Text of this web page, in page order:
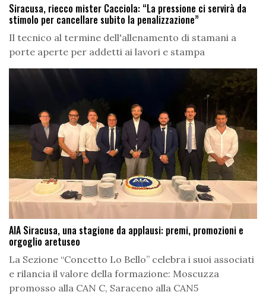
Siracusa, riecco mister Cacciola: “La pressione ci servirà da
stimolo per cancellare subito la penalizzazione”
Il tecnico al termine dell'allenamento di stamani a
porte aperte per addetti ai lavori e stampa
AIA Siracusa, una stagione da applausi: premi, promozioni e
orgoglio aretuseo
La Sezione “Concetto Lo Bello” celebra i suoi associati
e rilancia il valore della formazione: Moscuzza
promosso alla CAN C, Saraceno alla CAN5